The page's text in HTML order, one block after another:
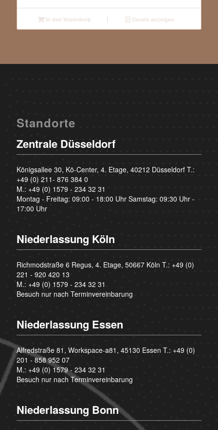
In den Warenkorb Details anzeigen
Standorte
Zentrale Düsseldorf
Königsallee 30, Kö-Center, 4. Etage, 40212 Düsseldorf T.:
+49 (0) 211- 876 384 0
M.: +49 (0) 1579 - 234 32 31
Montag - Freitag: 09:00 - 18:00 Uhr Samstag: 09:30 Uhr -
17:00 Uhr
Niederlassung Köln
Richmodstraße 6 Regus, 4. Etage, 50667 Köln T.: +49 (0)
221 - 920 420 13
M.: +49 (0) 1579 - 234 32 31
Besuch nur nach Terminvereinbarung
Niederlassung Essen
Alfredstraße 81, Workspace-a81, 45130 Essen T.: +49 (0)
201 - 858 952 07
M.: +49 (0) 1579 - 234 32 31
Besuch nur nach Terminvereinbarung
Niederlassung Bonn